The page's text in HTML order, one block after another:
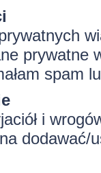
prywatne
spam
i
dodawać/